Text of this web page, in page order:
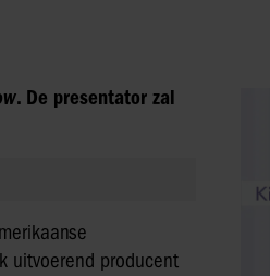
. De presentator zal
uitvoerend producent